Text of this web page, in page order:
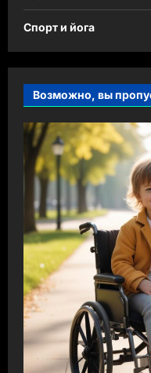
Спорт и йога
Возможно, вы